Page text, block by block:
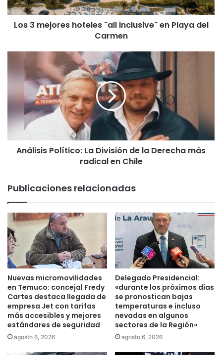
o
r
"
l
u
s
v
e
"
e
l
a
y
a
d
Los 3 mejores hoteles "all inclusive" en Playa del
Carmen
i
P
i
c
o
L
a
D
i
v
i
s
i
ó
n
d
Análisis Político: La División de la Derecha más
radical en Chile
Publicaciones relacionadas
Nuevas micromovilidades
en Temuco: concejal Fredy
Cartes destaca llegada de
empresa Jet con tarifas
más accesibles y mejores
estándares de seguridad
agosto 6, 2026
Delegado Presidencial:
«durante los próximos días
se pronostican bajas
temperaturas e incluso
nevadas en algunos
sectores de la Región»
agosto 6, 2026